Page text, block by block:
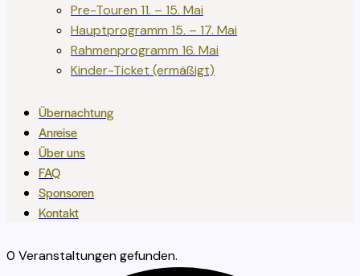
Pre-Touren 11. – 15. Mai
Hauptprogramm 15. – 17. Mai
Rahmenprogramm 16. Mai
Kinder-Ticket (ermäßigt)
Übernachtung
Anreise
Über uns
FAQ
Sponsoren
Kontakt
0 Veranstaltungen gefunden.